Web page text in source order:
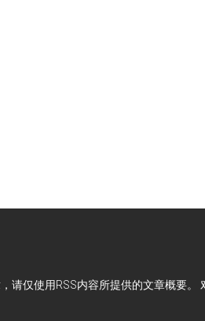
请仅使用RSS内容所提供的文章概要。